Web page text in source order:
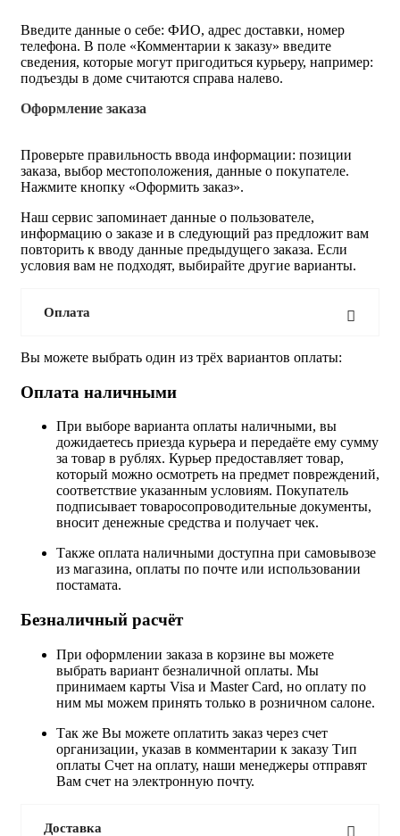
Введите данные о себе: ФИО, адрес доставки, номер
телефона. В поле «Комментарии к заказу» введите
сведения, которые могут пригодиться курьеру, например:
подъезды в доме считаются справа налево.
Оформление заказа
Проверьте правильность ввода информации: позиции
заказа, выбор местоположения, данные о покупателе.
Нажмите кнопку «Оформить заказ».
Наш сервис запоминает данные о пользователе,
информацию о заказе и в следующий раз предложит вам
повторить к вводу данные предыдущего заказа. Если
условия вам не подходят, выбирайте другие варианты.
Оплата
Вы можете выбрать один из трёх вариантов оплаты:
Оплата наличными
При выборе варианта оплаты наличными, вы
дожидаетесь приезда курьера и передаёте ему сумму
за товар в рублях. Курьер предоставляет товар,
который можно осмотреть на предмет повреждений,
соответствие указанным условиям. Покупатель
подписывает товаросопроводительные документы,
вносит денежные средства и получает чек.
Также оплата наличными доступна при самовывозе
из магазина, оплаты по почте или использовании
постамата.
Безналичный расчёт
При оформлении заказа в корзине вы можете
выбрать вариант безналичной оплаты. Мы
принимаем карты Visa и Master Card, но оплату по
ним мы можем принять только в розничном салоне.
Так же Вы можете оплатить заказ через счет
организации, указав в комментарии к заказу Тип
оплаты Счет на оплату, наши менеджеры отправят
Вам счет на электронную почту.
Доставка